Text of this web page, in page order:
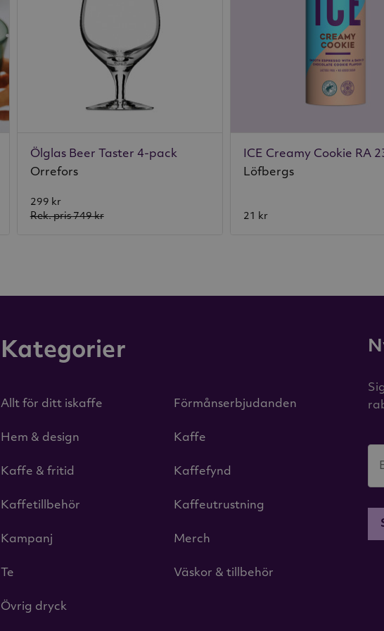
Ölglas Beer Taster 4-pack
Orrefors
299 kr
Rek. pris 749 kr
ICE Creamy Cookie RA
Löfbergs
21 kr
Kategorier
Allt för ditt iskaffe Förmånserbjudanden
Hem & design Kaffe
Kaffe & fritid Kaffefynd
Kaffetillbehör Kaffeutrustning
Kampanj Merch
Te Väskor & tillbehör
Övrig dryck